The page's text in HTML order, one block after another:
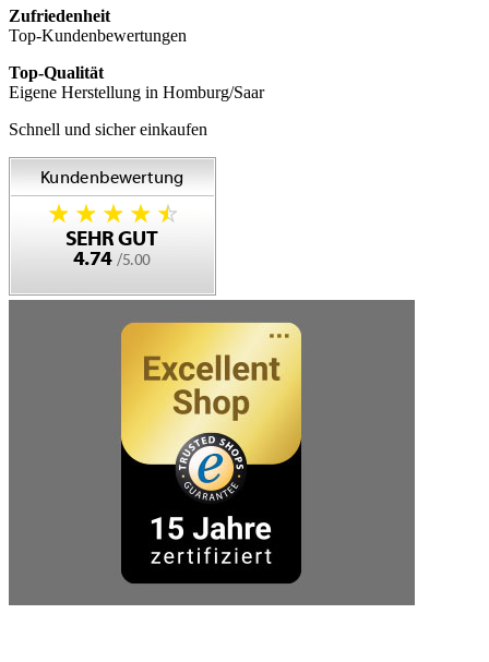
Zufriedenheit
Top-Kundenbewertungen
Top-Qualität
Eigene Herstellung in Homburg/Saar
Schnell und sicher einkaufen